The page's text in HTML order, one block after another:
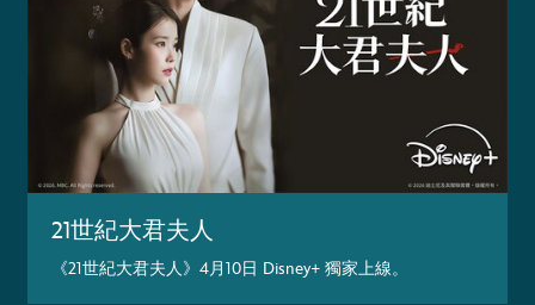
21世紀大君夫人
《21世紀大君夫人》4月10日 Disney+ 獨家上線。